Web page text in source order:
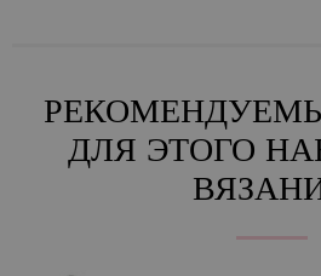
ДЛЯ ЭТОГО